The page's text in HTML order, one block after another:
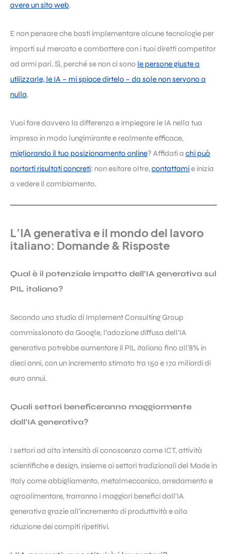
avere un sito web.
E non pensare che basti implementare alcune tecnologie per
importi sul mercato e combattere con i tuoi diretti competitor
ad armi pari. Sì, perché se non ci sono le persone giuste a
utilizzarle, le IA – mi spiace dirtelo – da sole non servono a
nulla.
Vuoi fare davvero la differenza e impiegare le IA nella tua
impresa in modo lungimirante e realmente efficace,
migliorando il tuo posizionamento online? Affidati a chi può
portarti risultati concreti: non esitare oltre,contattamie inizia
a vedere il cambiamento.
L’IA generativa e il mondo del lavoro
italiano: Domande & Risposte
Qual è il potenziale impatto dell’IA generativa sul
PIL italiano?
Secondo uno studio di Implement Consulting Group
commissionato da Google, l’adozione diffusa dell’IA
generativa potrebbe aumentare il PIL italiano fino all’8% in
dieci anni, con un incremento stimato tra 150 e 170 miliardi di
euro annui.
Quali settori beneficeranno maggiormente
dall’IA generativa?
I settori ad alta intensità di conoscenza come ICT, attività
scientifiche e design, insieme ai settori tradizionali del Made in
Italy come abbigliamento, metalmeccanico, arredamento e
agroalimentare, trarranno i maggiori benefici dall’IA
generativa grazie all’incremento di produttività e alla
riduzione dei compiti ripetitivi.